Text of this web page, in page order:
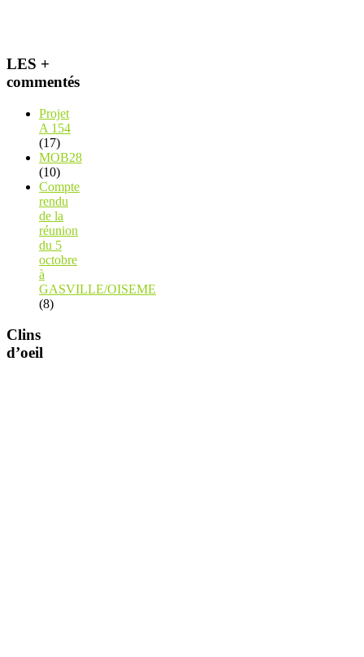
LES +
commentés
Projet
A 154
(17)
MOB28
(10)
Compte
rendu
de la
réunion
du 5
octobre
à
GASVILLE/OISEME
(8)
Clins
d’oeil